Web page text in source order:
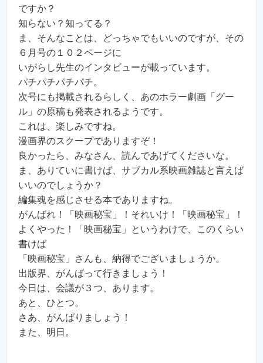
ですか？
知らない？知ってる？
ま、そんなことは、どっちゃでもいいのですが、その
６月号の１０２ページに
いがらし先生のインタビューが載っています。
パチパチパチパチ。
次号にも掲載されるらしく、あのホラー劇画「グー
ル」の原稿も発表されるようです。
これは、楽しみですね。
漫画界のスクープでありますぞ！
良かったら、みなさん、読んであげてくださいな。
ま、ありていに書けば、サブカル系映画雑誌と言えば
いいのでしょうか？
編集魂を感じさせる本でありますね。
がんばれ！「映画秘宝」！それいけ！「映画秘宝」！
よくやった！「映画秘宝」というわけで、このくらい
書けば
「映画秘宝」さんも、納得でございましょうか。
出版界、がんばって行きましょう！
今日は、会議が３つ、あります。
あと、ひとつ。
さあ、がんばりましょう！
また、明日。